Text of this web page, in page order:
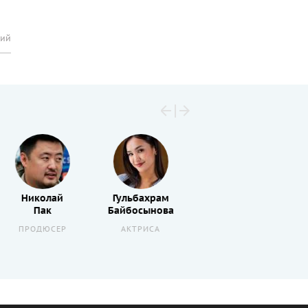
Николай
Пак
ПРОДЮСЕР
Гульбахрам
Байбосынова
АКТРИСА